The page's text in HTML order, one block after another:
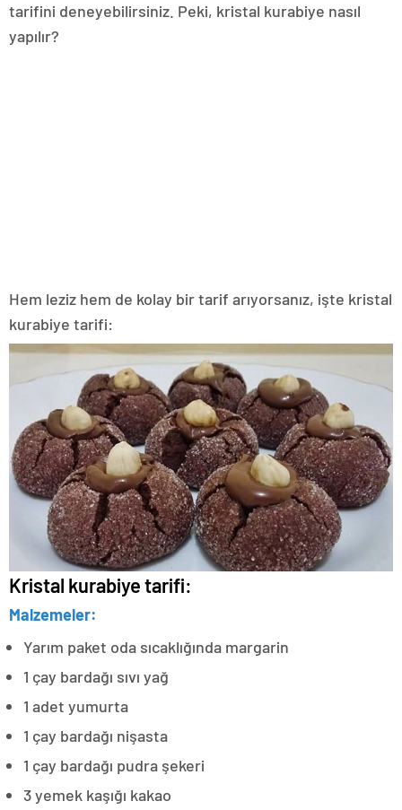
tarifini deneyebilirsiniz. Peki, kristal kurabiye nasıl
yapılır?
Hem leziz hem de kolay bir tarif arıyorsanız, işte kristal
kurabiye tarifi:
Kristal kurabiye tarifi:
Malzemeler:
Yarım paket oda sıcaklığında margarin
1 çay bardağı sıvı yağ
1 adet yumurta
1 çay bardağı nişasta
1 çay bardağı pudra şekeri
3 yemek kaşığı kakao